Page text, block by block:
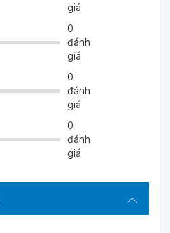
giá
0
đánh
giá
0
đánh
giá
0
đánh
giá